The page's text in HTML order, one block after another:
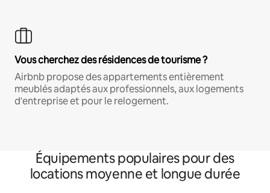
Vous cherchez des résidences de tourisme ?
Airbnb propose des appartements entièrement
meublés adaptés aux professionnels, aux logements
d'entreprise et pour le relogement.
Équipements populaires pour des
locations moyenne et longue durée